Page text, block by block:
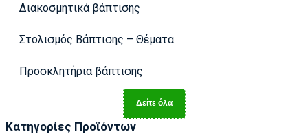
Διακοσμητικά βάπτισης
Στολισμός Βάπτισης – Θέματα
Προσκλητήρια βάπτισης
Δείτε όλα
Κατηγορίες Προϊόντων